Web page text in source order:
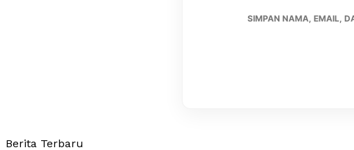
SIMPAN NAMA, EMAIL,
Berita Terbaru